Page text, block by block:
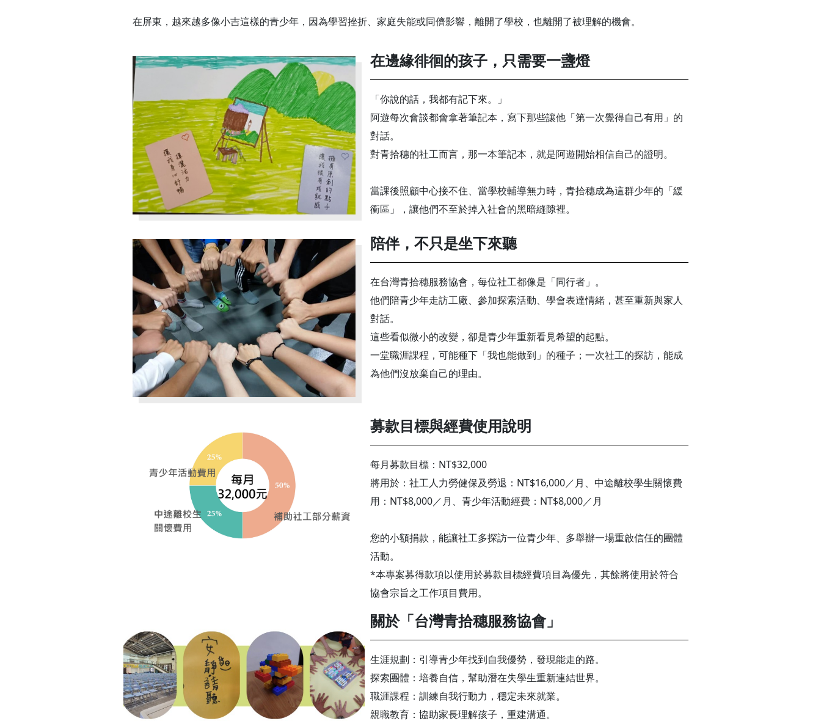
在屏東，越來越多像小吉這樣的青少年，因為學習挫折、家庭失能或同儕影響，離開了學校，也離開了被理解的機會。
在邊緣徘徊的孩子，只需要一盞燈
「你說的話，我都有記下來。」
阿遊每次會談都會拿著筆記本，寫下那些讓他「第一次覺得自己有用」的
對話。
對青拾穗的社工而言，那一本筆記本，就是阿遊開始相信自己的證明。
當課後照顧中心接不住、當學校輔導無力時，青拾穗成為這群少年的「緩
衝區」，讓他們不至於掉入社會的黑暗縫隙裡。
陪伴，不只是坐下來聽
在台灣青拾穗服務協會，每位社工都像是「同行者」。
他們陪青少年走訪工廠、參加探索活動、學會表達情緒，甚至重新與家人
對話。
這些看似微小的改變，卻是青少年重新看見希望的起點。
一堂職涯課程，可能種下「我也能做到」的種子；一次社工的探訪，能成
為他們沒放棄自己的理由。
募款目標與經費使用說明
每月募款目標：NT$32,000
將用於：社工人力勞健保及勞退：NT$16,000／月、中途離校學生關懷費
用：NT$8,000／月、青少年活動經費：NT$8,000／月
您的小額捐款，能讓社工多探訪一位青少年、多舉辦一場重啟信任的團體
活動。
*本專案募得款項以使用於募款目標經費項目為優先，其餘將使用於符合
協會宗旨之工作項目費用。
關於「台灣青拾穗服務協會」
生涯規劃：引導青少年找到自我優勢，發現能走的路。
探索團體：培養自信，幫助潛在失學生重新連結世界。
職涯課程：訓練自我行動力，穩定未來就業。
親職教育：協助家長理解孩子，重建溝通。